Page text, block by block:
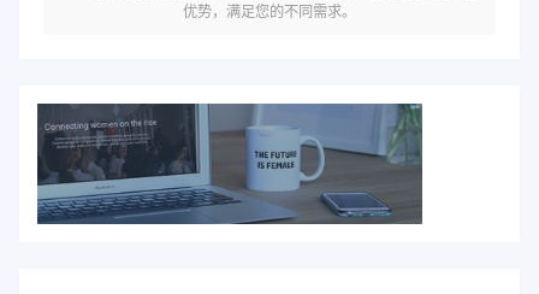
优势，满足您的不同需求。